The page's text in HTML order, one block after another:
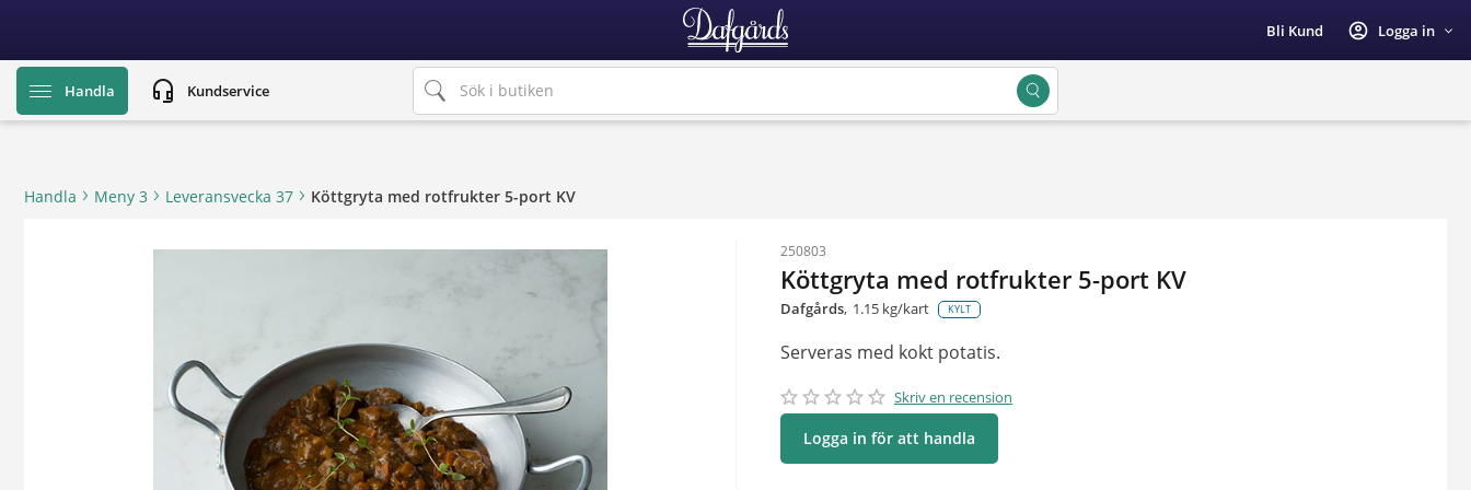
Bli Kund account_circle Logga in
Handla headset_mic Kundservice
Handla Meny 3 Leveransvecka 37 Köttgryta med rotfrukter 5-port KV
250803
Köttgryta med rotfrukter 5-port KV
Dafgårds 1.15 kg/kart KYLT
Serveras med kokt potatis.
star_border star_border star_border star_border star_border
star star star star star Skriv en recension
Logga in för att handla